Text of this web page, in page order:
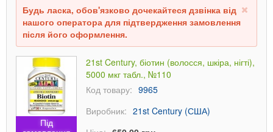
Будь ласка, обов'язково дочекайтеся дзвінка від
нашого оператора для підтвердження замовлення
після його оформлення.
Під
21st Century, біотин (волосся, шкіра, нігті),
5000 мкг табл., №110
Код товару: 9965
Виробник: 21st Century (США)